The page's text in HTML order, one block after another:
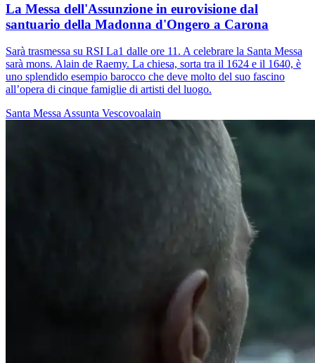
La Messa dell'Assunzione in eurovisione dal
santuario della Madonna d'Ongero a Carona
Sarà trasmessa su RSI La1 dalle ore 11. A celebrare la Santa Messa
sarà mons. Alain de Raemy. La chiesa, sorta tra il 1624 e il 1640, è
uno splendido esempio barocco che deve molto del suo fascino
all’opera di cinque famiglie di artisti del luogo.
Santa Messa Assunta Vescovoalain